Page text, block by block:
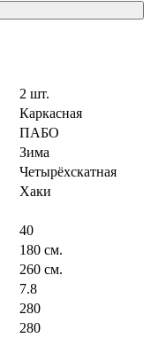
2 шт.
Каркасная
ПАБО
Зима
Четырёхскатная
Хаки
40
180 см.
260 см.
7.8
280
280